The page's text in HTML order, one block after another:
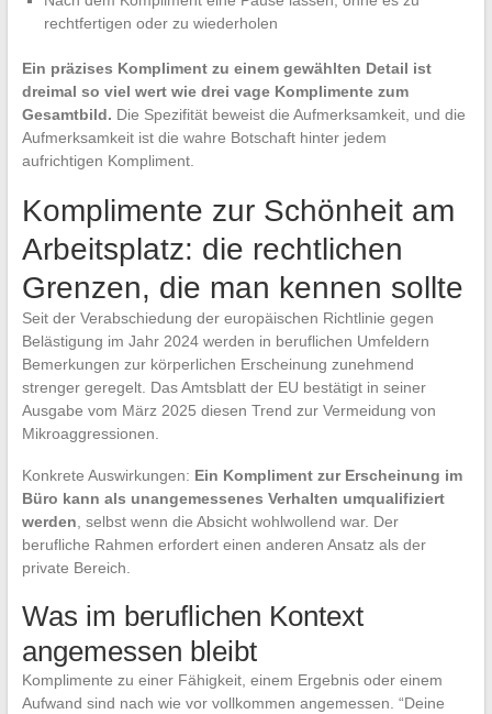
rechtfertigen oder zu wiederholen
Ein präzises Kompliment zu einem gewählten Detail ist
dreimal so viel wert wie drei vage Komplimente zum
Gesamtbild. Die Spezifität beweist die Aufmerksamkeit, und die
Aufmerksamkeit ist die wahre Botschaft hinter jedem
aufrichtigen Kompliment.
Komplimente zur Schönheit am
Arbeitsplatz: die rechtlichen
Grenzen, die man kennen sollte
Seit der Verabschiedung der europäischen Richtlinie gegen
Belästigung im Jahr 2024 werden in beruflichen Umfeldern
Bemerkungen zur körperlichen Erscheinung zunehmend
strenger geregelt. Das Amtsblatt der EU bestätigt in seiner
Ausgabe vom März 2025 diesen Trend zur Vermeidung von
Mikroaggressionen.
Konkrete Auswirkungen: Ein Kompliment zur Erscheinung im
Büro kann als unangemessenes Verhalten umqualifiziert
werden , selbst wenn die Absicht wohlwollend war. Der
berufliche Rahmen erfordert einen anderen Ansatz als der
private Bereich.
Was im beruflichen Kontext
angemessen bleibt
Komplimente zu einer Fähigkeit, einem Ergebnis oder einem
Aufwand sind nach wie vor vollkommen angemessen. “Deine